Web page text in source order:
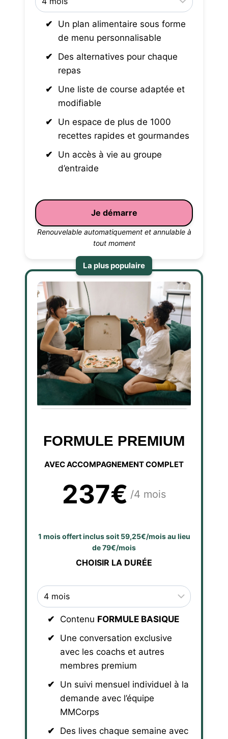
Un plan alimentaire sous forme
de menu personnalisable
Des alternatives pour chaque
repas
Une liste de course adaptée et
modifiable
Un espace de plus de 1000
recettes rapides et gourmandes
Un accès à vie au groupe
d’entraide
Je démarre
Renouvelable automatiquement et annulable à
tout moment
FORMULE PREMIUM
AVEC ACCOMPAGNEMENT COMPLET
237€ /4 mois
1 mois offert inclus soit 59,25€/mois au lieu
de 79€/mois
CHOISIR LA DURÉE
Contenu FORMULE BASIQUE
Une conversation exclusive
avec les coachs et autres
membres premium
Un suivi mensuel individuel à la
demande avec l’équipe
MMCorps
Des lives chaque semaine avec